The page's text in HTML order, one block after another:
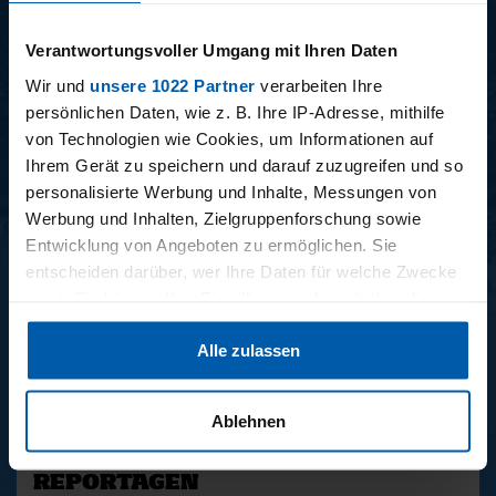
Verantwortungsvoller Umgang mit Ihren Daten
Wir und unsere 1022 Partner verarbeiten Ihre
persönlichen Daten, wie z. B. Ihre IP-Adresse, mithilfe
von Technologien wie Cookies, um Informationen auf
Ihrem Gerät zu speichern und darauf zuzugreifen und so
personalisierte Werbung und Inhalte, Messungen von
Werbung und Inhalten, Zielgruppenforschung sowie
Entwicklung von Angeboten zu ermöglichen. Sie
entscheiden darüber, wer Ihre Daten für welche Zwecke
Cookie-Erklärung oder durch Klicken auf das Privacy
Trigger Symbol ändern oder widerrufen
Ihr Gerät durch aktives Scannen nach bestimmten
Alle zulassen
Ablehnen
15 - STAFF-TALK 14 - STÜBI
BUNDESLIGA SAISON 2025/2026
BAYER LEVERKUSEN -
HAMBURGER SV -
REPORTAGEN